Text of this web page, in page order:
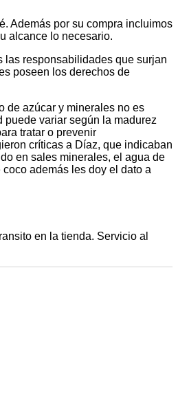
Además por su compra incluimos
alcance lo necesario.
las responsabilidades que surjan
poseen los derechos de
de azúcar y minerales no es
puede variar según la madurez
tratar o prevenir
críticas a Díaz, que indicaban
en sales minerales, el agua de
además les doy el dato a
en la tienda. Servicio al